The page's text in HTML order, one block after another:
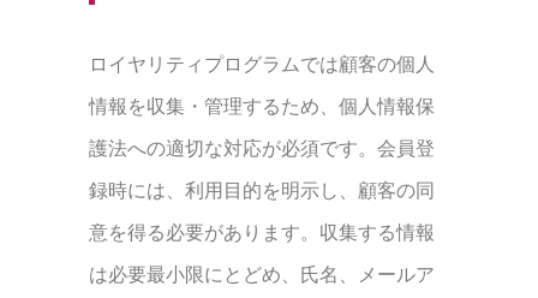
ロイヤリティプログラムでは顧客の個人
情報を収集・管理するため、個人情報保
護法への適切な対応が必須です。会員登
録時には、利用目的を明示し、顧客の同
意を得る必要があります。収集する情報
は必要最小限にとどめ、氏名、メールア